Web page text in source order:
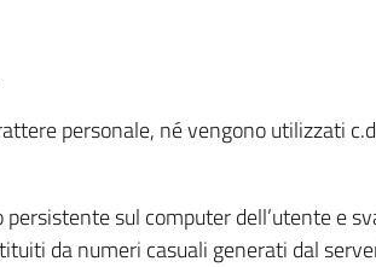
personale, né vengono utilizzati
sul computer dell’utente e
da numeri casuali generati dal